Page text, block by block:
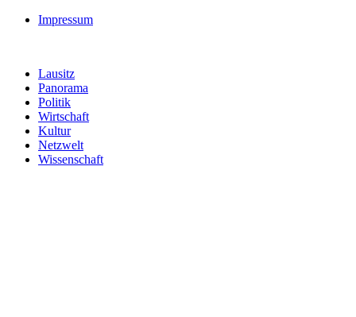
Impressum
Lausitz
Panorama
Politik
Wirtschaft
Kultur
Netzwelt
Wissenschaft